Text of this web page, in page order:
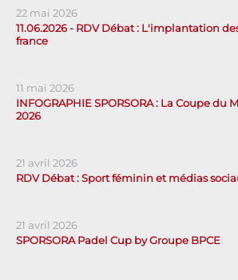
22 mai 2026
11.06.2026 - RDV Débat : L'implantation
france
11 mai 2026
INFOGRAPHIE SPORSORA : La Coupe du
2026
21 avril 2026
RDV Débat : Sport féminin et médias
21 avril 2026
SPORSORA Padel Cup by Groupe BPCE